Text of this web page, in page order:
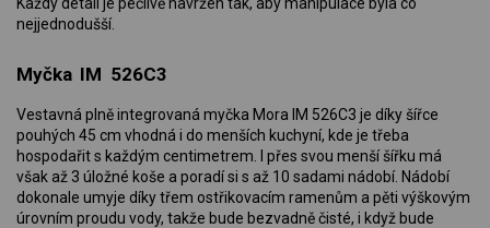
nejjednodušší.
Myčka IM 526C3
Vestavná plně integrovaná myčka Mora IM 526C3 je díky šířce
pouhých 45 cm vhodná i do menších kuchyní, kde je třeba
hospodařit s každým centimetrem. I přes svou menší šířku má
však až 3 úložné koše a poradí si s až 10 sadami nádobí. Nádobí
dokonale umyje díky třem ostřikovacím ramenům a pěti výškovým
úrovním proudu vody, takže bude bezvadně čisté, i když bude